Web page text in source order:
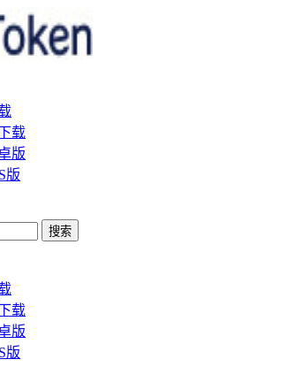
载
版
版
搜索
载
版
版